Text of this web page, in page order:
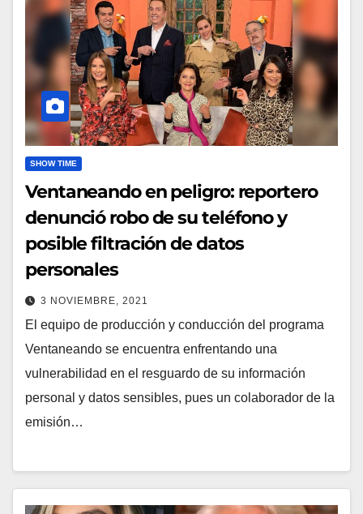
SHOW TIME
Ventaneando en peligro: reportero
denunció robo de su teléfono y
posible filtración de datos
personales
3 NOVIEMBRE, 2021
El equipo de producción y conducción del programa
Ventaneando se encuentra enfrentando una
vulnerabilidad en el resguardo de su información
personal y datos sensibles, pues un colaborador de la
emisión…